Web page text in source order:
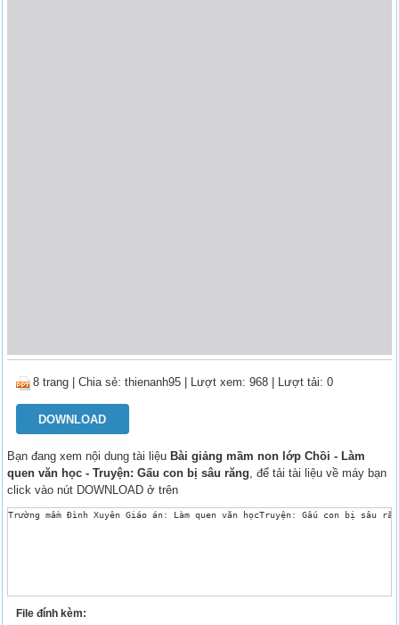
8 trang |Chia sẻ:thienanh95 | Lượt xem: 968 | Lượt tải: 0
DOWNLOAD
Bạn đang xem nội dung tài liệu Bài giảng mầm non lớp Chồi - Làm
quen văn học - Truyện: Gấu con bị sâu răng, để tải tài liệu về máy bạn
click vào nút DOWNLOAD ở trên
File đính kèm: